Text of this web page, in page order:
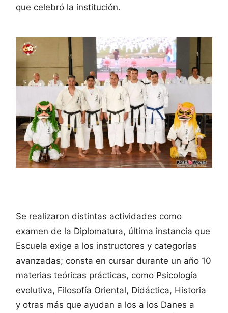
que celebró la institución.
Se realizaron distintas actividades como
examen de la Diplomatura, última instancia que
Escuela exige a los instructores y categorías
avanzadas; consta en cursar durante un año 10
materias teóricas prácticas, como Psicología
evolutiva, Filosofía Oriental, Didáctica, Historia
y otras más que ayudan a los a los Danes a